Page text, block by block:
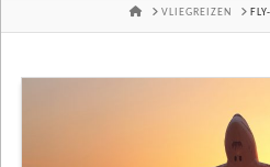
HOMEVLIEGREIZEN